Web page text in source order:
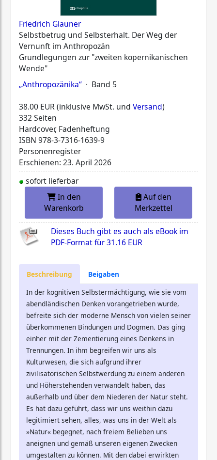
Friedrich Glauner
Selbstbetrug und Selbsterhalt. Der Weg der
Vernunft im Anthropozän
Grundlegungen zur "zweiten kopernikanischen
Wende"
„Anthropozänika“ · Band 5
38.00 EUR (inklusive MwSt. und Versand)
332 Seiten
Hardcover, Fadenheftung
ISBN 978-3-7316-1639-9
Personenregister
Erschienen: 23. April 2026
sofort lieferbar
In den
Warenkorb
Auf den
Merkzettel
Dieses Buch gibt es auch als eBook im
PDF-Format für31.16 EUR
Beschreibung
Beigaben
In der kognitiven Selbstermächtigung, wie sie vom
abendländischen Denken vorangetrieben wurde,
befreite sich der moderne Mensch von vielen seiner
überkommenen Bindungen und Dogmen. Das ging
einher mit der Zementierung eines Denkens in
Trennungen. In ihm begreifen wir uns als
Kulturwesen, die sich aufgrund ihrer
zivilisatorischen Selbstwerdung zu einem anderen
und Höherstehenden verwandelt haben, das
außerhalb und über dem Niederen der Natur steht.
Es hat dazu geführt, dass wir uns weithin dazu
legitimiert sehen, alles, was uns in der Welt als
»Natur« begegnet, nach freiem Belieben uns
aneignen und gemäß unseren eigenen Zwecken
umgestalten zu können. Mit den dabei erwirkten